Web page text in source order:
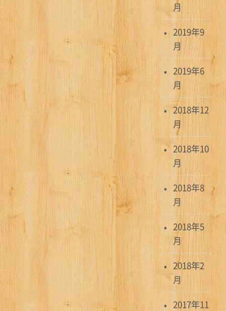
月
2019年9
月
2019年6
月
2018年12
月
2018年10
月
2018年8
月
2018年5
月
2018年2
月
2017年11